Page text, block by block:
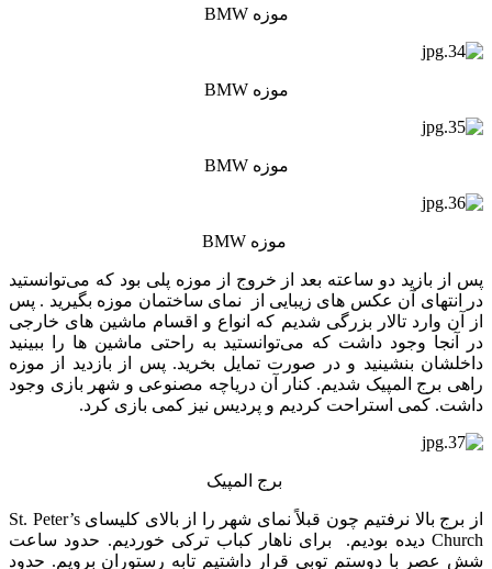
موزه BMW
موزه BMW
موزه BMW
موزه BMW
پس از بازید دو ساعته بعد از خروج از موزه پلی بود که می‌توانستید
در انتهای آن عکس های زیبایی از نمای ساختمان موزه بگیرید . پس
از آن وارد تالار بزرگی شدیم که انواع و اقسام ماشین های خارجی
در آنجا وجود داشت که می‌توانستید به راحتی ماشین ها را ببینید
داخلشان بنشینید و در صورت تمایل بخرید. پس از بازدید از موزه
راهی برج المپیک شدیم. کنار آن دریاچه مصنوعی و شهر بازی وجود
داشت. کمی استراحت کردیم و پردیس نیز کمی بازی کرد.
برج المپیک
از برج بالا نرفتیم چون قبلاً نمای شهر را از بالای کلیسای St. Peter’s
Church دیده بودیم. برای ناهار کباب ترکی خوردیم. حدود ساعت
شش عصر با دوستم توبی قرار داشتیم تابه رستوران برویم. حدود